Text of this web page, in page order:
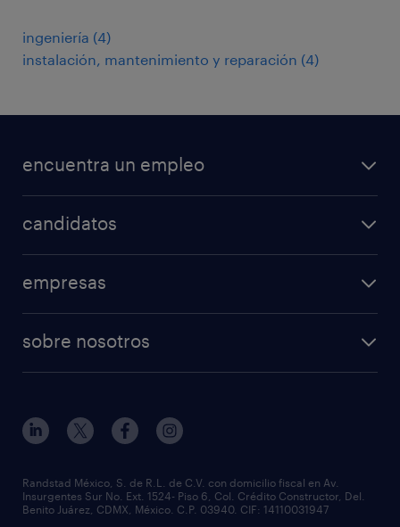
ingeniería (4)
instalación, mantenimiento y reparación (4)
encuentra un empleo
candidatos
professional
empresas
outplacement
casos de éxito
necesito personal
sobre nosotros
partner for talent
eventos & webinars
nuestras sucursales
equidad y diversidad
Randstad México, S. de R.L. de C.V. con domicilio fiscal en Av.
Insurgentes Sur No. Ext. 1524- Piso 6, Col. Crédito Constructor, Del.
Benito Juárez, CDMX, México. C.P. 03940. CIF: 14110031947